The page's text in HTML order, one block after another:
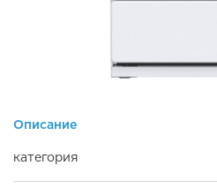
Описание
категория